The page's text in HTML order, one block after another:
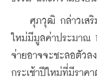
ศุภวุฒิ กล่าวเสริม
ใหม่มีมูลค่าประมาณ
จ่ายอาจจะชะลอตัวล
กระเช้าปีใหม่ที่มีราค